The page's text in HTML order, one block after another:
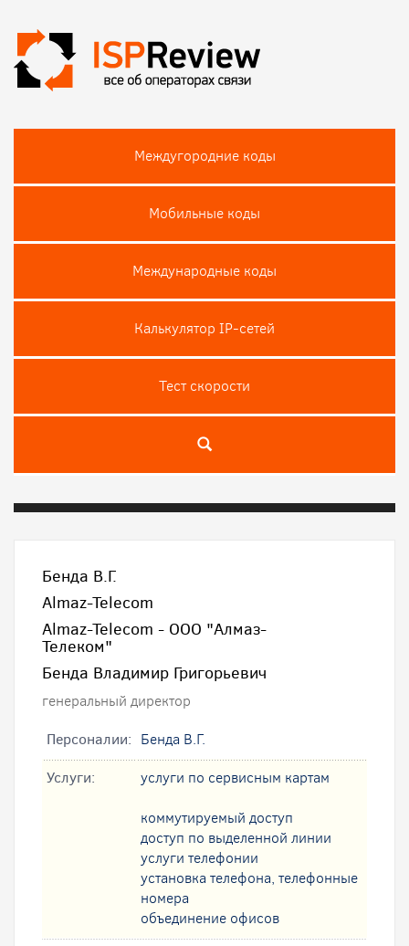
Междугородние коды
Мобильные коды
Международные коды
Калькулятор IP-сетей
Тест скороcти
Бенда В.Г.
Almaz-Telecom
Almaz-Telecom - ООО "Алмаз-
Телеком"
Бенда Владимир Григорьевич
генеральный директор
Персоналии: Бенда В.Г.
Услуги:
услуги по сервисным картам
коммутируемый доступ
доступ по выделенной линии
услуги телефонии
установка телефона, телефонные
номера
oбъединение офисов